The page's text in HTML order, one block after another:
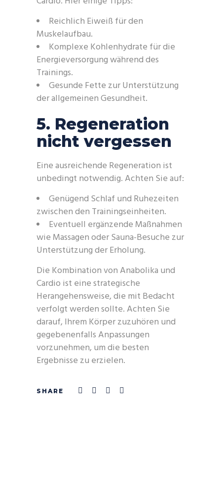
Reichlich Eiweiß für den
Muskelaufbau.
Komplexe Kohlenhydrate für die
Energieversorgung während des
Trainings.
Gesunde Fette zur Unterstützung
der allgemeinen Gesundheit.
5. Regeneration
nicht vergessen
Eine ausreichende Regeneration ist
unbedingt notwendig. Achten Sie auf:
Genügend Schlaf und Ruhezeiten
zwischen den Trainingseinheiten.
Eventuell ergänzende Maßnahmen
wie Massagen oder Sauna-Besuche zur
Unterstützung der Erholung.
Die Kombination von Anabolika und
Cardio ist eine strategische
Herangehensweise, die mit Bedacht
verfolgt werden sollte. Achten Sie
darauf, Ihrem Körper zuzuhören und
gegebenenfalls Anpassungen
vorzunehmen, um die besten
Ergebnisse zu erzielen.